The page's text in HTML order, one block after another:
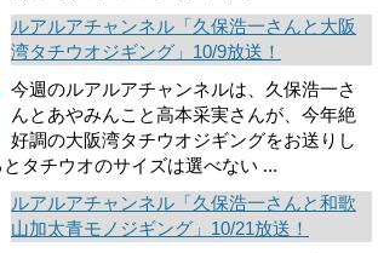
ルアルアチャンネル「久保浩一さんと大阪
湾タチウオジギング」10/9放送！
今週のルアルアチャンネルは、久保浩一さ
んとあやみんこと高本采実さんが、今年絶
好調の大阪湾タチウオジギングをお送りし
タチウオのサイズは選べない ...
ルアルアチャンネル「久保浩一さんと和歌
山加太青モノジギング」10/21放送！